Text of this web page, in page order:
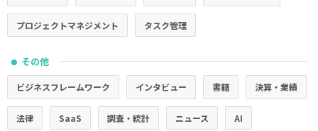
プロジェクトマネジメント タスク管理
● その他
ビジネスフレームワーク インタビュー 書籍 決算・業績
法律 SaaS 調査・統計 ニュース AI